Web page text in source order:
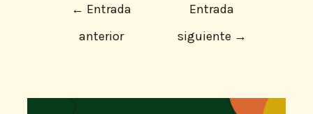
← Entrada
anterior
Entrada
siguiente →